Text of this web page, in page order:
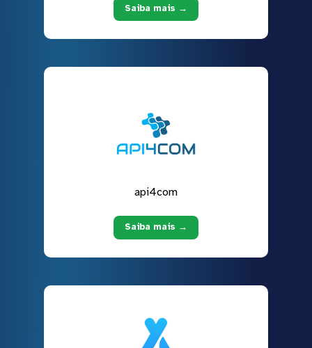
Saiba mais →
api4com
Saiba mais →